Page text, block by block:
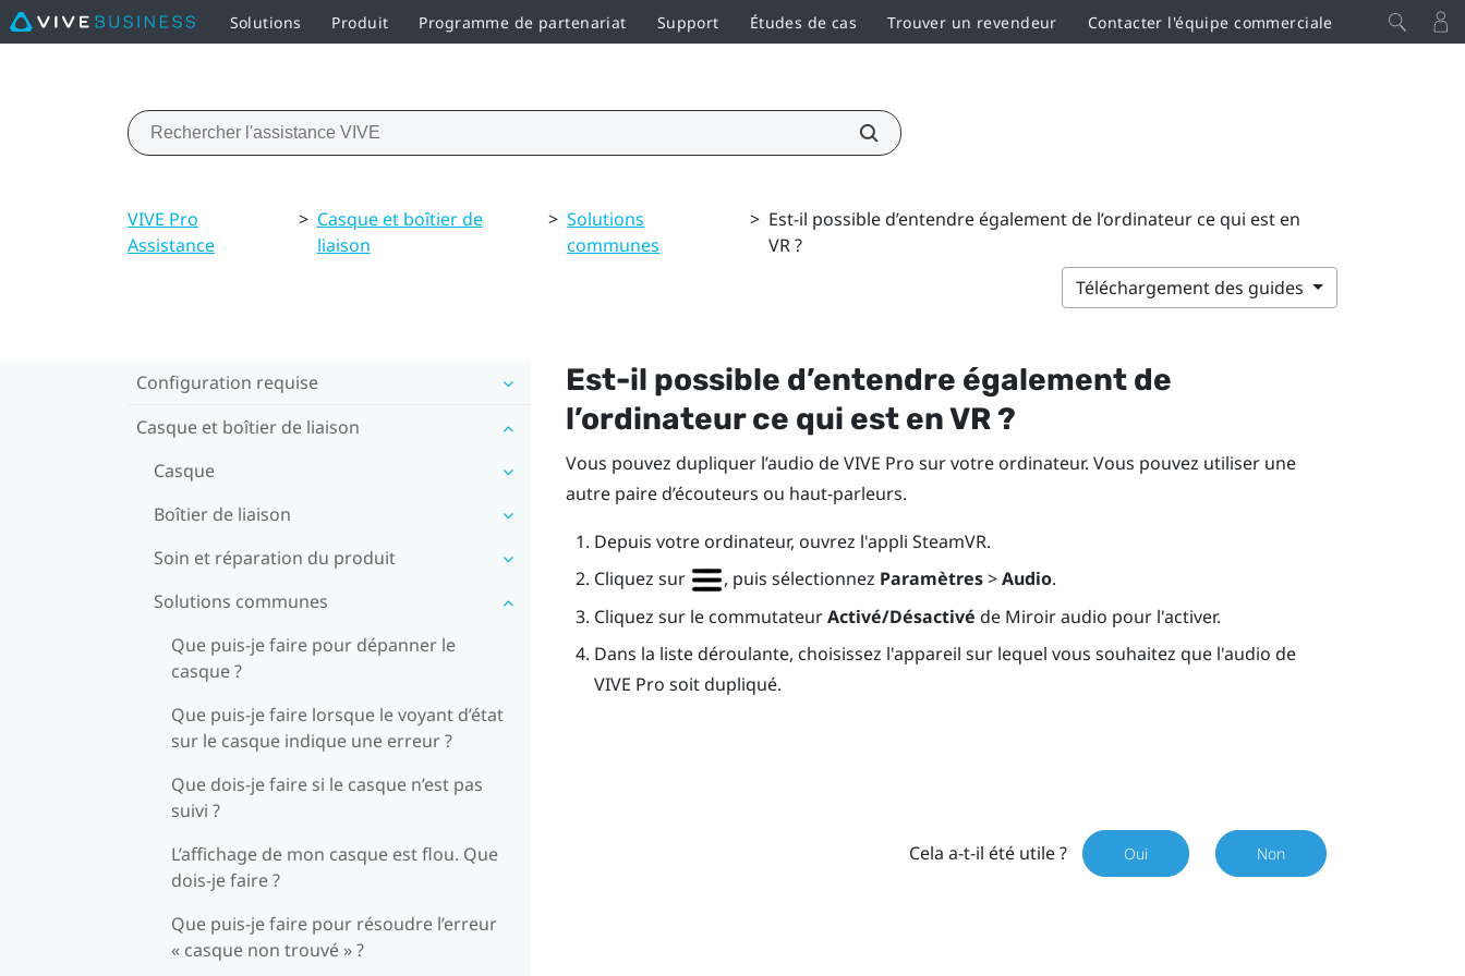
Solutions Produit Programme de partenariat Support Études de cas Trouver un revendeur Contacter l'équipe commerciale
VIVE Pro
Assistance
> Casque et boîtier de
liaison
> Solutions
communes
> Est-il possible d’entendre également de l’ordinateur ce qui est en
VR ?
Téléchargement des guides
Configuration requise
Casque et boîtier de liaison
Casque
Boîtier de liaison
Soin et réparation du produit
Solutions communes
Que puis-je faire pour dépanner le
casque ?
Que puis-je faire lorsque le voyant d’état
sur le casque indique une erreur ?
Que dois-je faire si le casque n’est pas
suivi ?
L’affichage de mon casque est flou. Que
dois-je faire ?
Que puis-je faire pour résoudre l’erreur
« casque non trouvé » ?
Est-il possible d’entendre également de
l’ordinateur ce qui est en VR ?
Vous pouvez dupliquer l’audio deVIVE Pro sur votre ordinateur. Vous pouvez utiliser une
autre paire d’écouteurs ou haut-parleurs.
Depuis votre ordinateur, ouvrez l'appli SteamVR.
Cliquez sur
, puis sélectionnez Paramètres>Audio.
Cliquez sur le commutateurActivé/Désactivé de Miroir audio pour l'activer.
Dans la liste déroulante, choisissez l'appareil sur lequel vous souhaitez que l'audio de
VIVE Pro soit dupliqué.
Cela a-t-il été utile ? Oui Non